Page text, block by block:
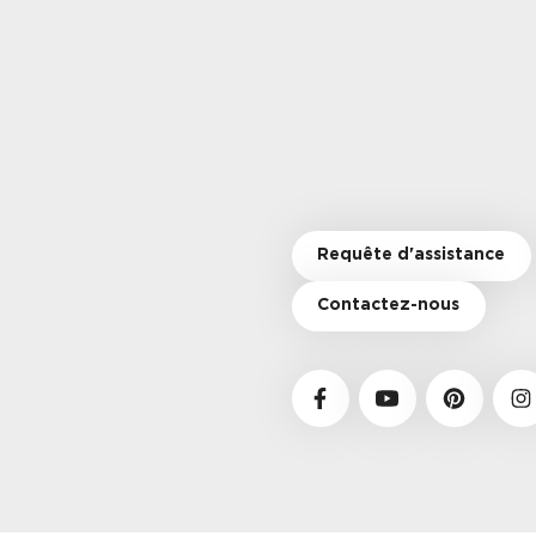
Requête d'assistance
Contactez-nous